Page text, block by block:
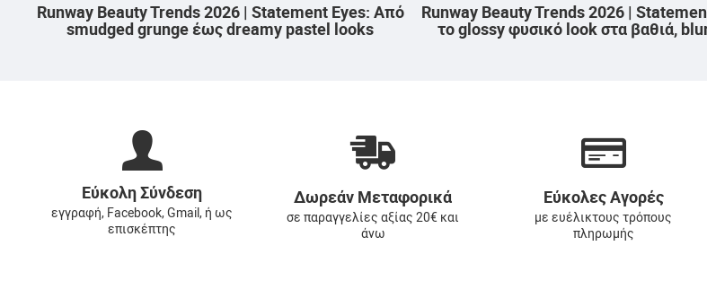
Trends 2026 | Statement Lips: Από
φυσικό look στα βαθιά, blurred reds
επιστροφή των ροδαλών, εκφραστικών
μάγουλων.
Εύκολη Σύνδεση
εγγραφή, Facebook, Gmail, ή ως
επισκέπτης
Δωρεάν Μεταφορικά
σε παραγγελίες αξίας 20€ και
άνω
Εύκολες Αγορές
με ευέλικτους τρόπους
πληρωμής